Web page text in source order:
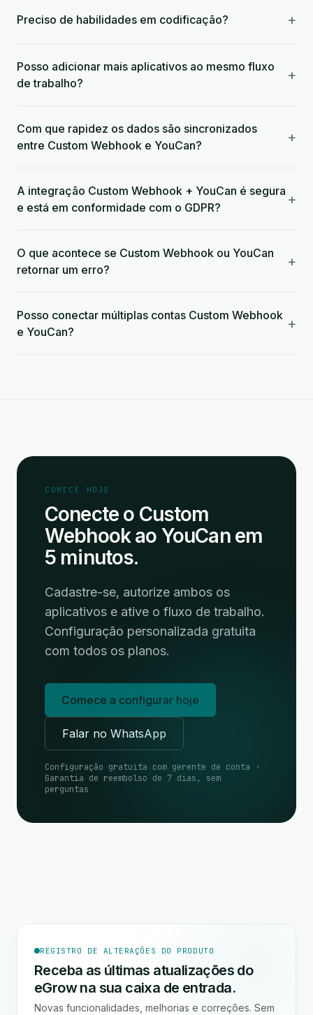
Preciso de habilidades em codificação? +
Posso adicionar mais aplicativos ao mesmo fluxo
de trabalho?
+
Com que rapidez os dados são sincronizados
entre Custom Webhook e YouCan?
+
A integração Custom Webhook + YouCan é segura
e está em conformidade com o GDPR?
+
O que acontece se Custom Webhook ou YouCan
retornar um erro?
+
Posso conectar múltiplas contas Custom Webhook
e YouCan?
+
COMECE HOJE
Conecte o Custom
Webhook ao YouCan em
5 minutos.
Cadastre-se, autorize ambos os
aplicativos e ative o fluxo de trabalho.
Configuração personalizada gratuita
com todos os planos.
Comece a configurar hoje
Falar no WhatsApp
Configuração gratuita com gerente de conta ·
Garantia de reembolso de 7 dias, sem
perguntas
REGISTRO DE ALTERAÇÕES DO PRODUTO
Receba as últimas atualizações do
eGrow na sua caixa de entrada.
Novas funcionalidades, melhorias e correções. Sem